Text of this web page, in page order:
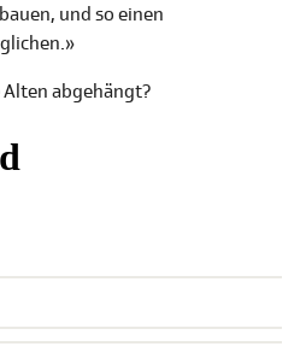
und so einen
abgehängt?